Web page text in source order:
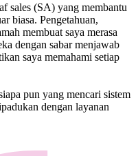
sales (SA) yang membantu
biasa. Pengetahuan,
membuat saya merasa
dengan sabar menjawab
saya memahami setiap
pun yang mencari sistem
dengan layanan